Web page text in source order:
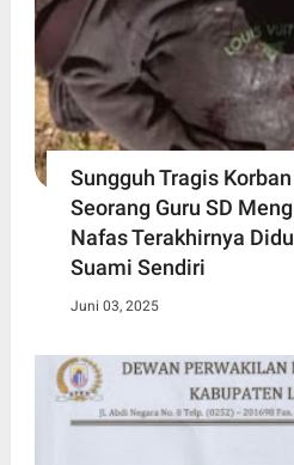
Sungguh Tragis
Seorang Guru SD
Nafas Terakhirnya
Suami Sendiri
Juni 03, 2025